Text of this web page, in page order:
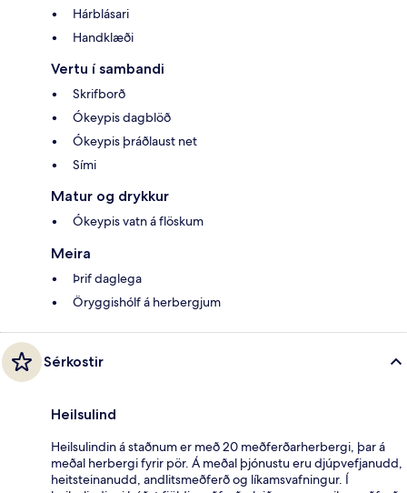
Hárblásari
Handklæði
Vertu í sambandi
Skrifborð
Ókeypis dagblöð
Ókeypis þráðlaust net
Sími
Matur og drykkur
Ókeypis vatn á flöskum
Meira
Þrif daglega
Öryggishólf á herbergjum
Sérkostir
Heilsulind
Heilsulindin á staðnum er með 20 meðferðarherbergi, þar á
meðal herbergi fyrir pör. Á meðal þjónustu eru djúpvefjanudd,
heitsteinanudd, andlitsmeðferð og líkamsvafningur. Í